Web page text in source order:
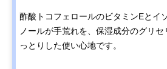
酢酸トコフェロールのビタミンEとイ
ノールが手荒れを、保湿成分のグリ
っとりした使い心地です。